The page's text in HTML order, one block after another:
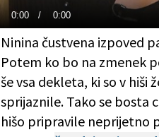
Current
Time
0:00 / Duration
0:00
Ninina čustvena izpoved
Potem ko bo na zmenek
še vsa dekleta, ki so v hiši
sprijaznile. Tako se bosta
hišo pripravile neprijetno